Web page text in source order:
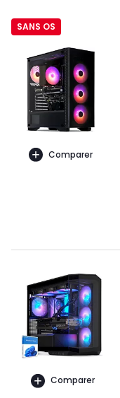
SANS OS
Comparer
Comparer